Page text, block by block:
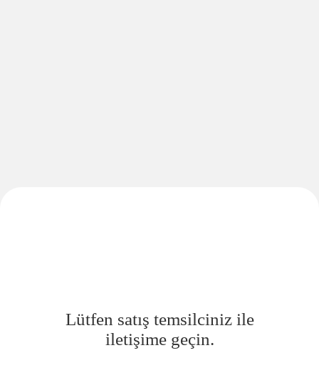
Lütfen satış temsilciniz ile
iletişime geçin.